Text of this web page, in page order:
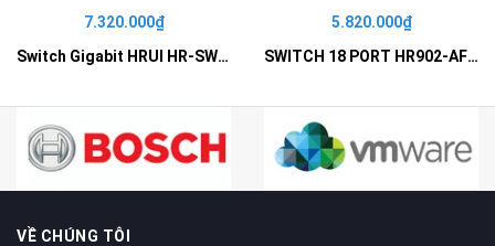
7.320.000₫
Switch Gigabit HRUI HR-SWG10240D
5.820.000₫
SWITCH 18 PORT HR902-AF162G-300 – Switch PoE 16 Cổng
VỀ CHÚNG TÔI